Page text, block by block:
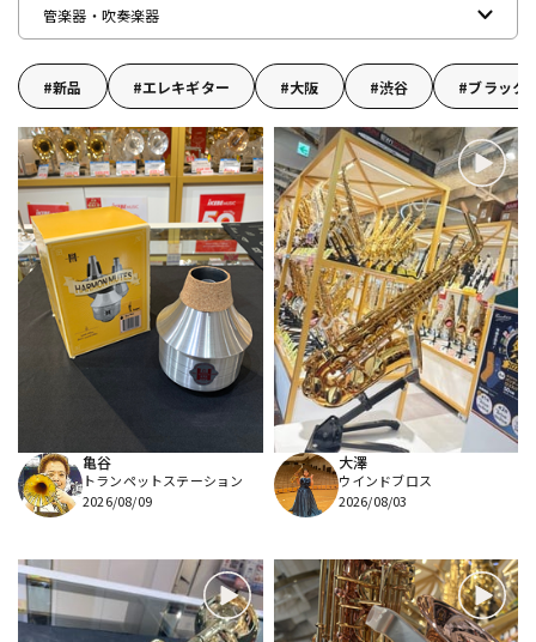
管楽器 その他楽器
アンプ エフェクター
DJ機器 DTM
DTM オンライン納品 レコーディング機器
配信/ライブ機器 楽器アクセサリ
中古 ヴィンテージ
管楽器・吹奏楽器
新品 エレキギター 大阪 渋谷 ブラック
亀谷
トランペットステーション
2026/08/09
大澤
ウインドブロス
2026/08/03